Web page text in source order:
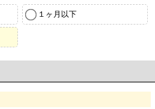
１ヶ月以下